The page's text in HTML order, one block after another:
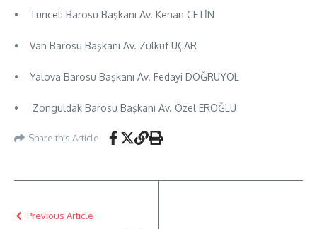
• Tunceli Barosu Başkanı Av. Kenan ÇETİN
• Van Barosu Başkanı Av. Zülküf UÇAR
• Yalova Barosu Başkanı Av. Fedayi DOĞRUYOL
• Zonguldak Barosu Başkanı Av. Özel EROĞLU
Share this Article
Previous Article